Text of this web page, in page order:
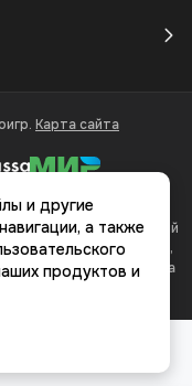
Карта сайта
касающаяся
носит информационный
публичной офертой,
Гражданского кодекса
и другие
а также
продуктов и